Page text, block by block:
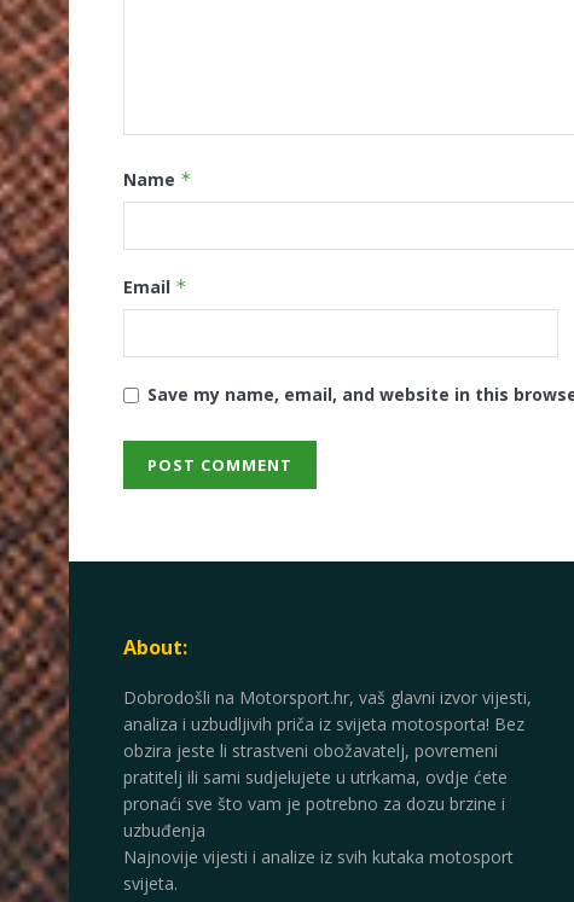
Name *
Email *
Save my name, email, and website in this
About:
Dobrodošli na Motorsport.hr, vaš glavni izvor vijesti,
analiza i uzbudljivih priča iz svijeta motosporta! Bez
obzira jeste li strastveni obožavatelj, povremeni
pratitelj ili sami sudjelujete u utrkama, ovdje ćete
pronaći sve što vam je potrebno za dozu brzine i
uzbuđenja
Najnovije vijesti i analize iz svih kutaka motosport
svijeta.